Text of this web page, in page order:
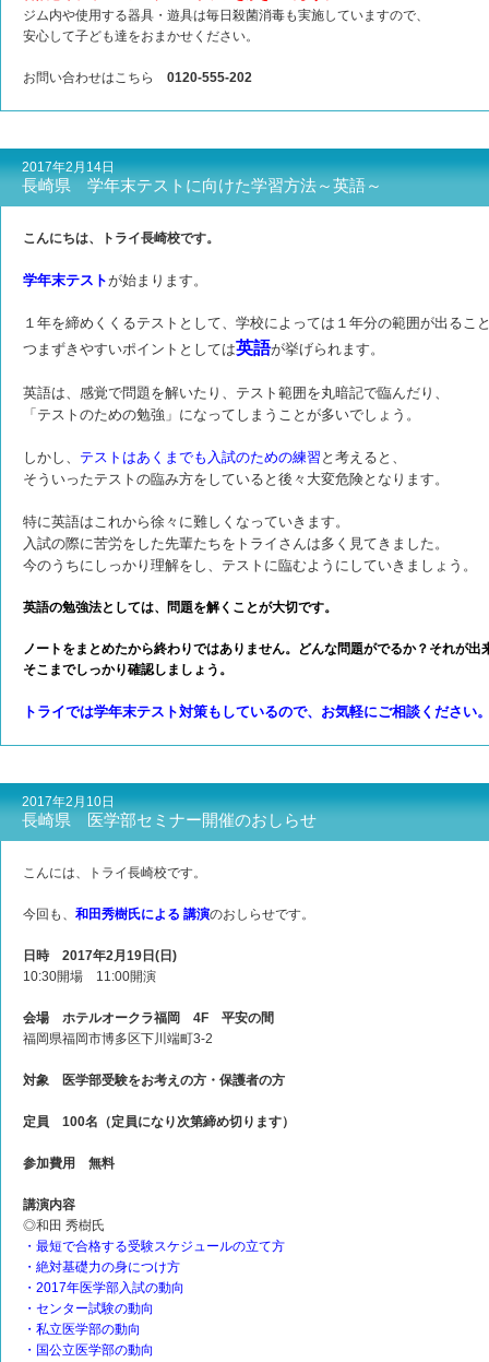
ジム内や使用する器具・遊具は毎日殺菌消毒も実施していますので、
安心して子ども達をおまかせください。
お問い合わせはこちら 0120-555-202
2017年2月14日
長崎県 学年末テストに向けた学習方法～英語～
こんにちは、トライ長崎校です。
学年末テストが始まります。
１年を締めくくるテストとして、学校によっては１年分の範囲が出るこ
つまずきやすいポイントとしては英語が挙げられます。
英語は、感覚で問題を解いたり、テスト範囲を丸暗記で臨んだり、
「テストのための勉強」になってしまうことが多いでしょう。
しかし、 テストはあくまでも入試のための練習 と考えると、
そういったテストの臨み方をしていると後々大変危険となります。
特に英語はこれから徐々に難しくなっていきます。
入試の際に苦労をした先輩たちをトライさんは多く見てきました。
今のうちにしっかり理解をし、テストに臨むようにしていきましょう。
英語の勉強法としては、問題を解くことが大切です。
ノートをまとめたから終わりではありません。どんな問題がでるか？それが出
そこまでしっかり確認しましょう。
トライでは学年末テスト対策もしているので、お気軽にご相談ください
2017年2月10日
長崎県 医学部セミナー開催のおしらせ
こんには、トライ長崎校です。
今回も、 和田秀樹氏による 講演のおしらせです。
日時 2017年2月19日(日)
10:30開場 11:00開演
会場 ホテルオークラ福岡 4F 平安の間
福岡県福岡市博多区下川端町3-2
対象 医学部受験をお考えの方・保護者の方
定員 100名（定員になり次第締め切ります）
参加費用 無料
講演内容
◎和田 秀樹氏
・最短で合格する受験スケジュールの立て方
・絶対基礎力の身につけ方
・2017年医学部入試の動向
・センター試験の動向
・私立医学部の動向
・国公立医学部の動向